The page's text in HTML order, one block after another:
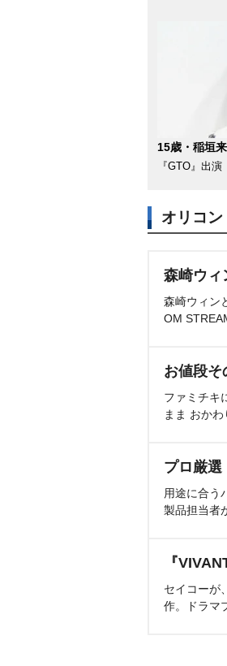
15歳・稲垣
『GTO』出演
オリコ
森崎ウィ
森崎ウィン
OM
お値段そ
ファミチキ
まま おか
プロ厳選
用途に合う
製品担当者
『
セイコーが
作。ドラマ